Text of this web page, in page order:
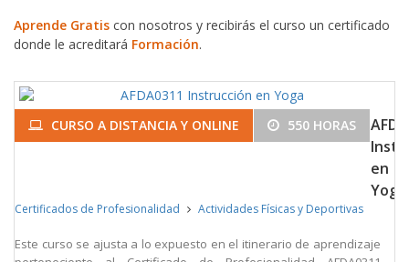
Aprende Gratis con nosotros y recibirás el curso un certificado
donde le acreditará Formación.
CURSO A DISTANCIA Y ONLINE 550 HORAS
en
Yoga
Certificados de Profesionalidad Actividades Físicas y Deportivas
Este curso se ajusta a lo expuesto en el itinerario de aprendizaje